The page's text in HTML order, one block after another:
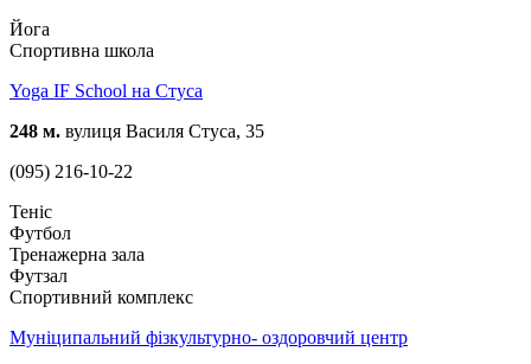
Йога
Спортивна школа
Yoga IF School на Стуса
248 м. вулиця Василя Стуса, 35
(095) 216-10-22
Теніс
Футбол
Тренажерна зала
Футзал
Спортивний комплекс
Муніципальний фізкультурно- оздоровчий центр